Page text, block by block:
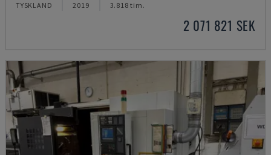
TYSKLAND 2019 3.818 tim.
2 071 821 SEK